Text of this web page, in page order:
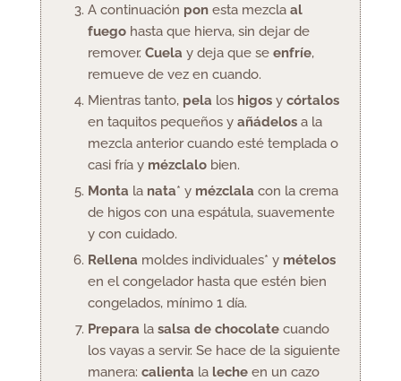
A continuación pon esta mezcla al
fuegohasta que hierva, sin dejar de
remover. Cuela y deja que se enfríe,
remueve de vez en cuando.
Mientras tanto, pela los higos y córtalos
en taquitos pequeños y añádelos a la
mezcla anterior cuando esté templada o
casi fría y mézclalo bien.
Monta la nata* y mézclala con la crema
de higos con una espátula, suavemente
y con cuidado.
Rellena moldes individuales* y mételos
en el congelador hasta que estén bien
congelados, mínimo 1 día.
Prepara la salsa de chocolate cuando
los vayas a servir. Se hace de la siguiente
manera: calienta la leche en un cazo